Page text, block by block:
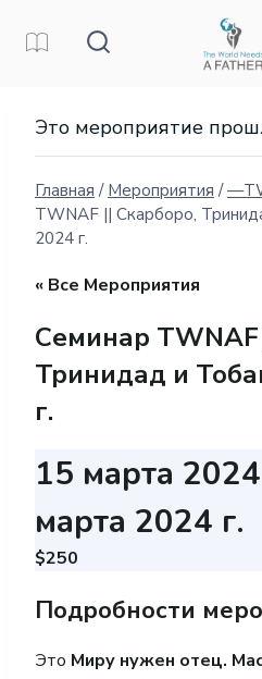
Это мероприятие
Главная / Мероприятия /
TWNAF || Скарборо,
2024 г.
« Все Мероприятия
Семинар
Тринидад и
г.
15 марта
марта 2024 г.
$250
Подробности
Это Миру нужен отец.